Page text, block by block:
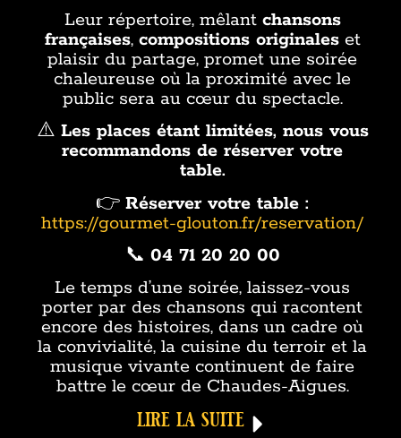
Leur répertoire, mêlant chansons
françaises, compositions originaleset
plaisir du partage, promet une soirée
chaleureuse où la proximité avec le
public sera au cœur du spectacle.
⚠️ Les places étant limitées, nous vous
recommandons de réserver votre
table.
👉Réserver votre table :
https://gourmet-glouton.fr/reservation/
📞 04 71 20 20 00
Le temps d’une soirée, laissez-vous
porter par des chansons qui racontent
encore des histoires, dans un cadre où
la convivialité, la cuisine du terroir et la
musique vivante continuent de faire
battre le cœur de Chaudes-Aigues.
lire la suite